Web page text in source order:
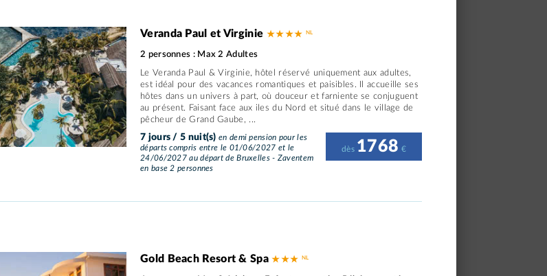
Veranda Paul et Virginie ★ ★ ★ ★
2 personnes : Max 2 Adultes
Le Veranda Paul & Virginie, hôtel réservé uniquement aux adultes,
est idéal pour des vacances romantiques et paisibles. Il accueille ses
hôtes dans un univers à part, où douceur et farniente se conjuguent
au présent. Faisant face aux iles du Nord et situé dans le village de
pêcheur de Grand Gaube, ...
7 jours / 5 nuit(s) en demi pension pour les
départs compris entre le 01/06/2027 et le
24/06/2027 au départ de Bruxelles - Zaventem
en base 2 personnes
dès 1768 €
Gold Beach Resort & Spa★ ★ ★